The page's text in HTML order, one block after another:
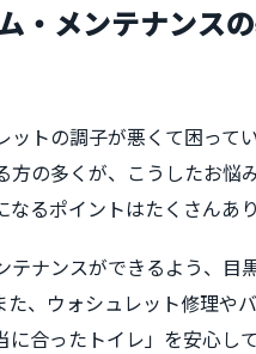
・メンテナンス
トの調子が悪くて困っ
の多くが、こうしたお悩
るポイントはたくさんあり
ナンスができるよう、目
、ウォシュレット修理や
合ったトイレ」を安心し